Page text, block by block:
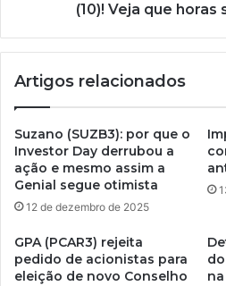
(10)! Veja que
Artigos relacionados
Suzano (SUZB3): por que o
Investor Day derrubou a
ação e mesmo assim a
Genial segue otimista
12 de dezembro de 2025
GPA (PCAR3) rejeita
pedido de acionistas para
eleição de novo Conselho